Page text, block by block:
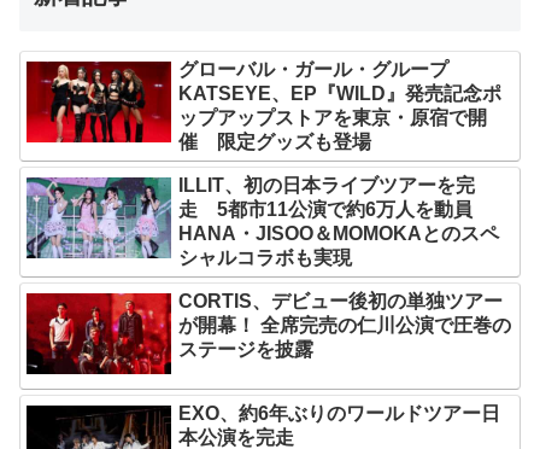
グローバル・ガール・グループ
KATSEYE、EP『WILD』発売記念ポ
ップアップストアを東京・原宿で開
催 限定グッズも登場
ILLIT、初の日本ライブツアーを完
走 5都市11公演で約6万人を動員
HANA・JISOO＆MOMOKAとのスペ
シャルコラボも実現
CORTIS、デビュー後初の単独ツアー
が開幕！ 全席完売の仁川公演で圧巻の
ステージを披露
EXO、約6年ぶりのワールドツアー日
本公演を完走